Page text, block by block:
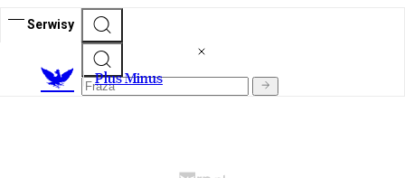
Serwisy
Plus Minus